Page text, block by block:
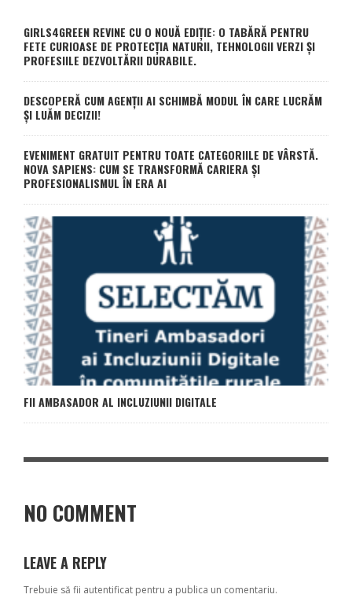
GIRLS4GREEN REVINE CU O NOUĂ EDIȚIE: O TABĂRĂ PENTRU
FETE CURIOASE DE PROTECȚIA NATURII, TEHNOLOGII VERZI ȘI
PROFESIILE DEZVOLTĂRII DURABILE.
DESCOPERĂ CUM AGENȚII AI SCHIMBĂ MODUL ÎN CARE LUCRĂM
ȘI LUĂM DECIZII!
EVENIMENT GRATUIT PENTRU TOATE CATEGORIILE DE VÂRSTĂ.
NOVA SAPIENS: CUM SE TRANSFORMĂ CARIERA ȘI
PROFESIONALISMUL ÎN ERA AI
FII AMBASADOR AL INCLUZIUNII DIGITALE
NO COMMENT
LEAVE A REPLY
Trebuie să fii autentificat pentru a publica un comentariu.